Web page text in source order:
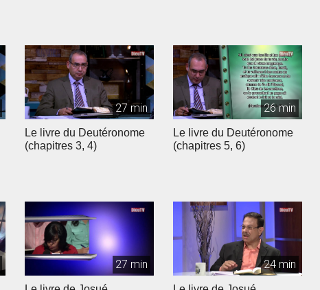
27 min
Le livre du Deutéronome
(chapitres 3, 4)
26 min
Le livre du Deutéronome
(chapitres 5, 6)
27 min 24 min